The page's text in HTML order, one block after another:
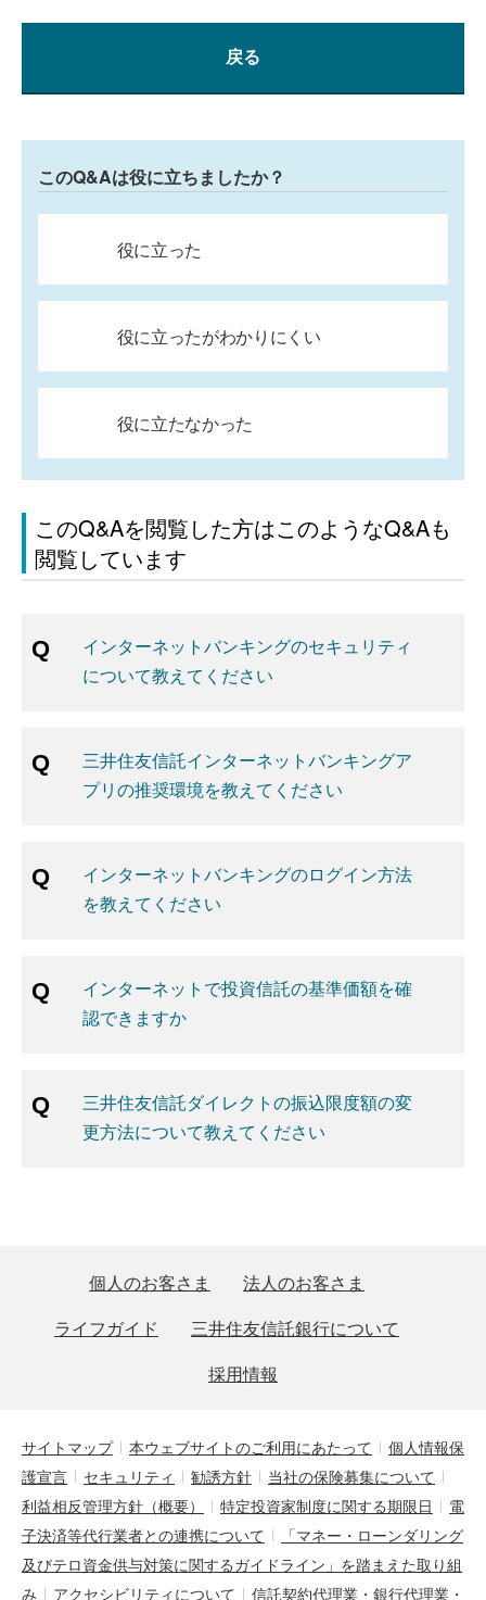
戻る
このQ&Aは役に立ちましたか？
役に立った
役に立ったがわかりにくい
役に立たなかった
このQ&Aを閲覧した方はこのようなQ&Aも
閲覧しています
インターネットバンキングのセキュリティ
について教えてください
三井住友信託インターネットバンキングア
プリの推奨環境を教えてください
インターネットバンキングのログイン方法
を教えてください
インターネットで投資信託の基準価額を確
認できますか
三井住友信託ダイレクトの振込限度額の変
更方法について教えてください
個人のお客さま
法人のお客さま
ライフガイド
三井住友信託銀行について
採用情報
サイトマップ 本ウェブサイトのご利用にあたって
個人情報保
護宣言
セキュリティ 勧誘方針
当社の保険募集について
利益相反管理方針（概要）
特定投資家制度に関する期限日
電
子決済等代行業者との連携について
「マネー・ローンダリング
及びテロ資金供与対策に関するガイドライン」を踏まえた取り組
み
アクセシビリティについて 信託契約代理業・銀行代理業・